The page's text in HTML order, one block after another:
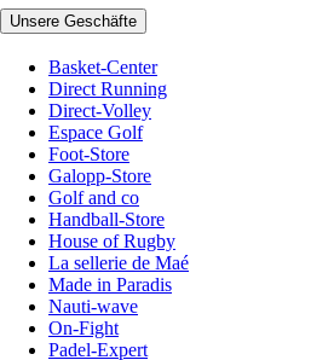
Unsere Geschäfte
Basket-Center
Direct Running
Direct-Volley
Espace Golf
Foot-Store
Galopp-Store
Golf and co
Handball-Store
House of Rugby
La sellerie de Maé
Made in Paradis
Nauti-wave
On-Fight
Padel-Expert